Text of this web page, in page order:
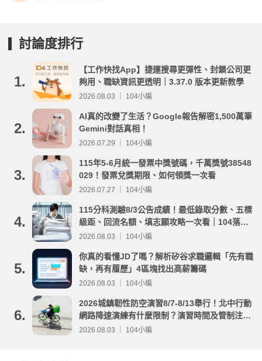
討論度排行
1.
【工作快找App】捷運搜尋更彈性、封鎖公司更
夠用、職缺資訊更透明｜3.37.0 版本更新教學
2026.08.03 ｜ 104小編
2.
AI真的改變了生活？Google報告解密1,500萬筆
Gemini對話真相！
2026.07.29 ｜ 104小編
3.
115年5-6月統一發票中獎號碼，千萬獎號38548
029！發票兌獎期限、如何領獎一次看
2026.07.27 ｜ 104小編
4.
115分科測驗8/3公告成績！最低錄取分數、五標
級距、回流名額、填志願攻略一次看｜104落點
分析
2026.08.03 ｜ 104小編
5.
你真的看懂JD了嗎？解析矽谷求職邏輯「先有職
缺，再有履歷」4區塊找出高薪籌碼
2026.08.03 ｜ 104小編
6.
2026城鎮韌性防空演習8/7-8/13舉行！北中行動
網路降速演練有什麼限制？演習時間及管制注意
事項整理
2026.08.03 ｜ 104小編